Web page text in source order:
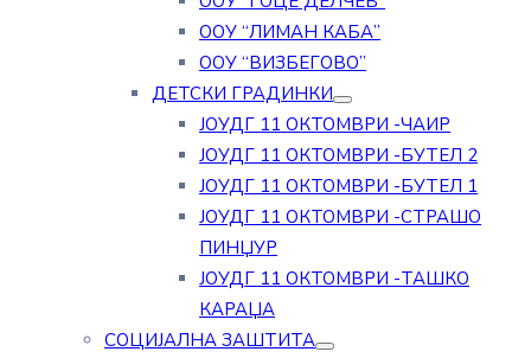
ООУ “ЛИМАН КАБА”
ООУ “ВИЗБЕГОВО”
ДЕТСКИ ГРАДИНКИ
ЈОУДГ 11 ОКТОМВРИ -ЧАИР
ЈОУДГ 11 ОКТОМВРИ -БУТЕЛ 2
ЈОУДГ 11 ОКТОМВРИ -БУТЕЛ 1
ЈОУДГ 11 ОКТОМВРИ -СТРАШО
ПИНЏУР
ЈОУДГ 11 ОКТОМВРИ -ТАШКО
КАРАЏА
СОЦИЈАЛНА ЗАШТИТА